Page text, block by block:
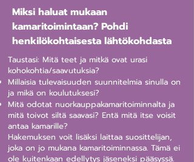
Miksi haluat mukaan
kamaritoimintaan? Pohdi
henkilökohtaisesta lähtökohdasta
Taustasi: Mitä teet ja mitkä ovat urasi
kohokohtia/saavutuksia?
Millaisia tulevaisuuden suunnitelmia sinulla on
ja mikä on koulutuksesi?
Mitä odotat nuorkauppakamaritoiminnalta ja
mitä toivot siltä saavasi? Entä mitä itse voisit
antaa kamarille?
Hakemuksen voit lisäksi laittaa suosittelijan,
joka on jo mukana kamaritoiminnassa. Tämä ei
ole kuitenkaan edellytys jäseneksi pääsyssä.